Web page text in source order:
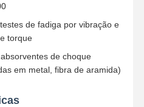
Fale
Conosco
de fadiga por vibração e
torque
de choque
em metal, fibra de aramida)